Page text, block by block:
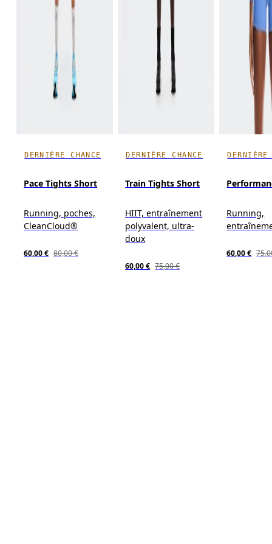
DERNIÈRE CHANCE
Pace Tights Short
Running, poches,
CleanCloud®
60,00 € 80,00 €
DERNIÈRE CHANCE
Train Tights Short
HIIT, entraînement
polyvalent, ultra-
doux
60,00 € 75,00 €
DERNIÈRE
Running,
60,00 €